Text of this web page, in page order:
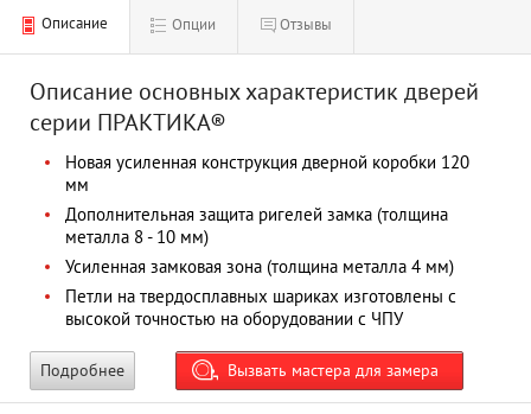
Описание Опции Отзывы
Описание основных характеристик дверей
серии ПРАКТИКА®
Новая усиленная конструкция дверной коробки 120
мм
Дополнительная защита ригелей замка (толщина
металла 8 - 10 мм)
Усиленная замковая зона (толщина металла 4 мм)
Петли на твердосплавных шариках изготовлены с
высокой точностью на оборудовании с ЧПУ
Подробнее Вызвать мастера для замера